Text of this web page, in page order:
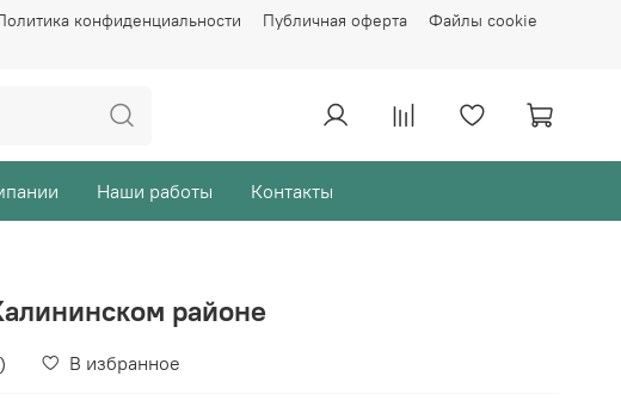
конфиденциальности Публичная оферта Файлы cookie
Наши работы Контакты
районе
В избранное